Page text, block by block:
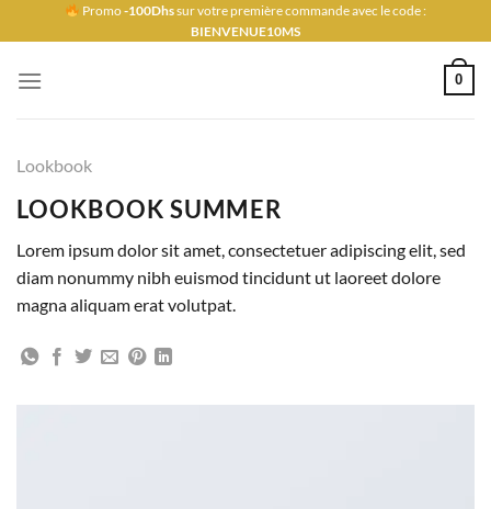
au
Promo-100Dhssur votre première commande avec le code :
BIENVENUE10MS
0
Lookbook
LOOKBOOK SUMMER
Lorem ipsum dolor sit amet, consectetuer adipiscing elit, sed
diam nonummy nibh euismod tincidunt ut laoreet dolore
magna aliquam erat volutpat.